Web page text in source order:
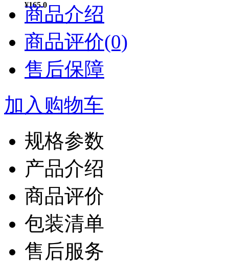
¥165.0
商品介绍
商品评价(0)
售后保障
加入购物车
规格参数
产品介绍
商品评价
包装清单
售后服务